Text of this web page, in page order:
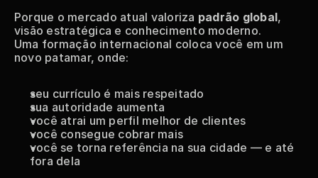
Porque o mercado atual valoriza padrão global,
visão estratégica e conhecimento moderno.
Uma formação internacional coloca você em um
novo patamar, onde:
seu currículo é mais respeitado
sua autoridade aumenta
você atrai um perfil melhor de clientes
você consegue cobrar mais
você se torna referência na sua cidade — e até
fora dela